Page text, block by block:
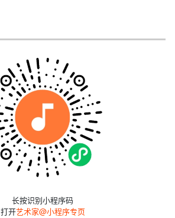
长按识别小程序码
打开艺术家@小程序专页